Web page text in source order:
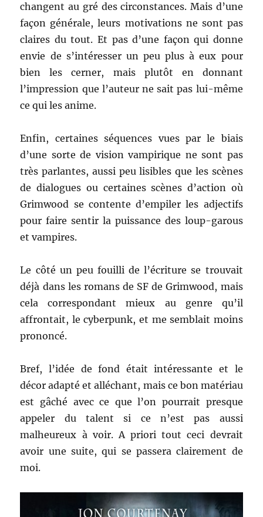
changent au gré des circonstances. Mais d’une
façon générale, leurs motivations ne sont pas
claires du tout. Et pas d’une façon qui donne
envie de s’intéresser un peu plus à eux pour
bien les cerner, mais plutôt en donnant
l’impression que l’auteur ne sait pas lui-même
ce qui les anime.
Enfin, certaines séquences vues par le biais
d’une sorte de vision vampirique ne sont pas
très parlantes, aussi peu lisibles que les scènes
de dialogues ou certaines scènes d’action où
Grimwood se contente d’empiler les adjectifs
pour faire sentir la puissance des loup-garous
et vampires.
Le côté un peu fouilli de l’écriture se trouvait
déjà dans les romans de SF de Grimwood, mais
cela correspondant mieux au genre qu’il
affrontait, le cyberpunk, et me semblait moins
prononcé.
Bref, l’idée de fond était intéressante et le
décor adapté et alléchant, mais ce bon matériau
est gâché avec ce que l’on pourrait presque
appeler du talent si ce n’est pas aussi
malheureux à voir. A priori tout ceci devrait
avoir une suite, qui se passera clairement de
moi.